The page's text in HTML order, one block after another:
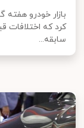
بازار خودرو هفته
کرد که اختلافات
سابقه...